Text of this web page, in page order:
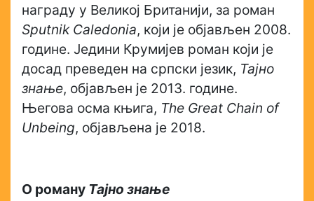
награду у Великој Британији, за роман
Sputnik Caledonia, који је објављен 2008.
године. Једини Крумијев роман који је
досад преведен на српски језик, Тајно
знање, објављен је 2013. године.
Његова осма књига, The Great Chain of
Unbeing, објављена је 2018.
О роману Тајно знање